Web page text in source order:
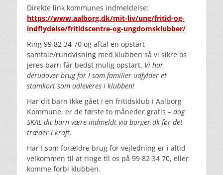
Direkte link kommunes indmeldelse:
https://www.aalborg.dk/mit-liv/ung/fritid-og-
indflydelse/fritidscentre-og-ungdomsklubber/
Ring 99 82 34 70 og aftal en opstart
samtale/rundvisning med klubben så vi sikre os
jeres barn får bedst mulig opstart. Vi har
derudover brug for I som familier udfylder et
stamkort som udleveres i klubben!
Har dit barn ikke gået i en fritidsklub i Aalborg
Kommune, er de første to måneder gratis – dog
SKAL dit barn være indmeldt via borger.dk før det
træder i kraft.
Har I som forældre brug for vejledning er i altid
velkommen til at ringe til os på 99 82 34 70, eller
komme forbi klubben.